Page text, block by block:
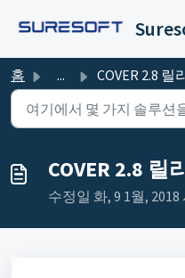
홈 ... COVER 2.8 릴리
COVER 2.8 릴
수정일 화, 9 1월, 2018